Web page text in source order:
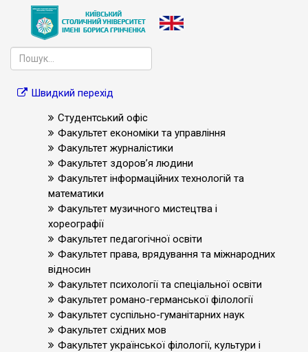
Швидкий перехід
Студентський офіс
Факультет економіки та управління
Факультет журналістики
Факультет здоров’я людини
Факультет інформаційних технологій та
математики
Факультет музичного мистецтва і
хореографії
Факультет педагогічної освіти
Факультет права, врядування та міжнародних
відносин
Факультет психології та спеціальної освіти
Факультет романо-германської філології
Факультет суспільно-гуманітарних наук
Факультет східних мов
Факультет української філології, культури і